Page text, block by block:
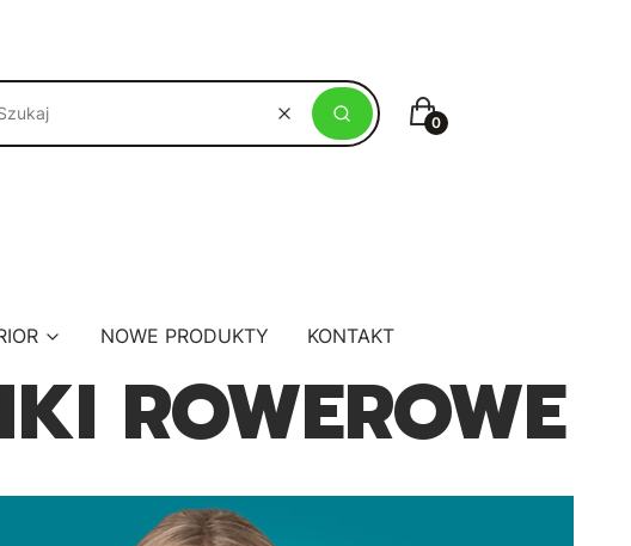
WyczyśćSzukaj
Koszyk
NOWE PRODUKTY KONTAKT
ROWEROWE